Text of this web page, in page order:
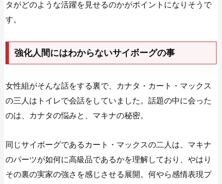
タがどのような活躍を見せるのかがポイントになりそうで
す。
強化人間にはわからないサイボーグの事
女性組がそんな話をする裏で、カナタ・カート・マックス
の三人はトイレで会話をしていました。話題の中に会った
のは、カナタの悩みと、マキナの秘密。
同じサイボーグであるカート・マックスの二人は、マキナ
のパーツが如何に高級品であるかを理解しており、やはり
その裏の実家の強さを感じさせる展開。何やら感情表現プ